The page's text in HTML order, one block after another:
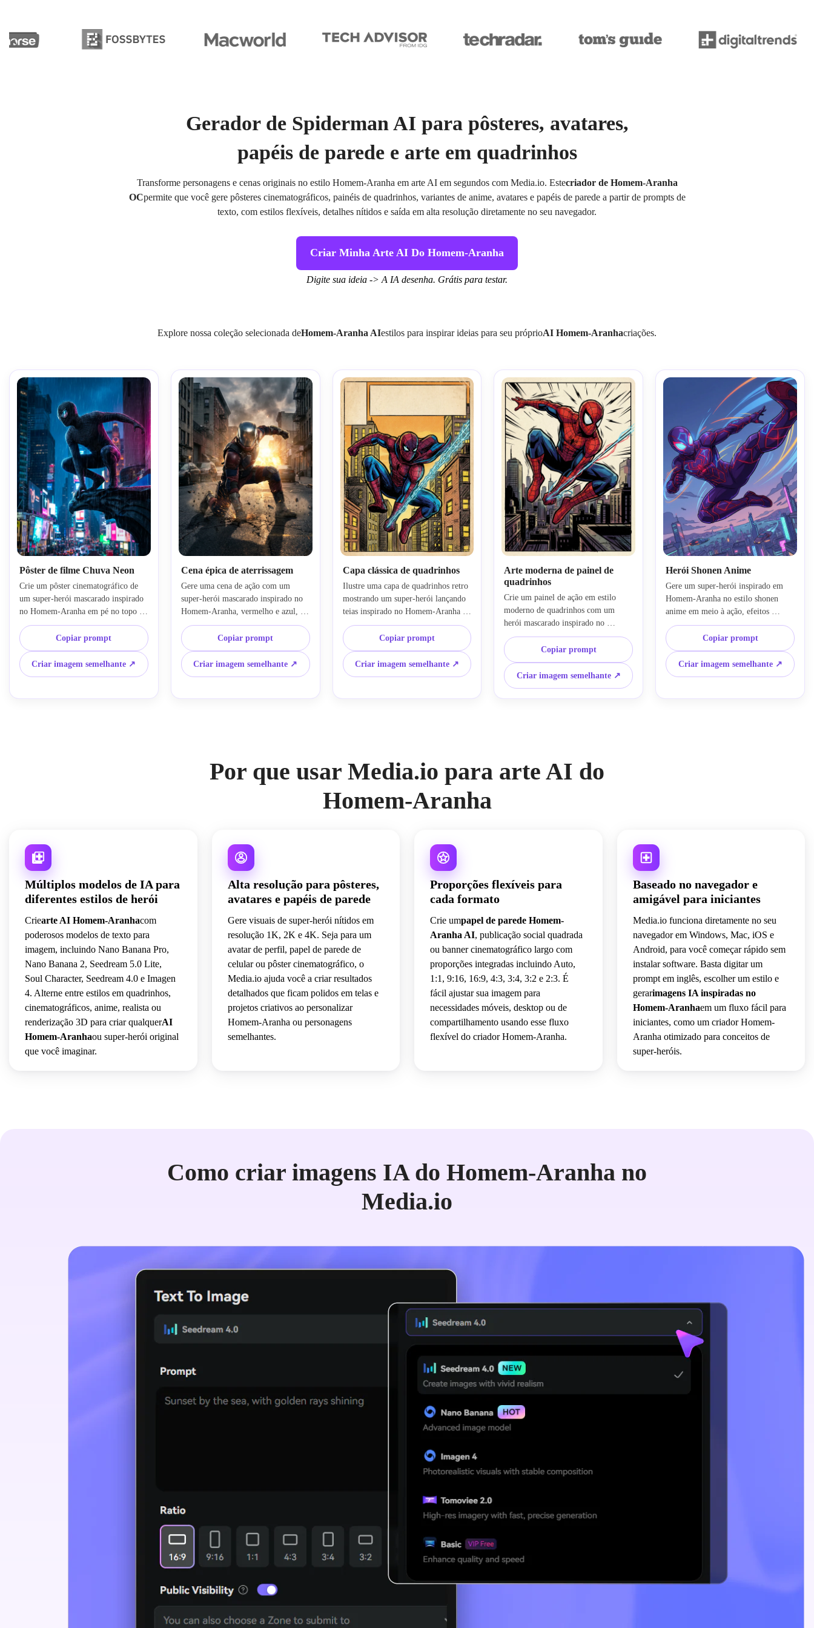
Gerador de Spiderman AI para pôsteres, avatares,
papéis de parede e arte em quadrinhos
Transforme personagens e cenas originais no estilo Homem-Aranha em arte AI em segundos com Media.io. Estecriador de Homem-Aranha
OCpermite que você gere pôsteres cinematográficos, painéis de quadrinhos, variantes de anime, avatares e papéis de parede a partir de prompts de
texto, com estilos flexíveis, detalhes nítidos e saída em alta resolução diretamente no seu navegador.
Criar Minha Arte AI Do Homem-Aranha
Digite sua ideia -> A IA desenha. Grátis para testar.
Explore nossa coleção selecionada deHomem-Aranha AIestilos para inspirar ideias para seu próprioAI Homem-Aranhacriações.
Pôster de filme Chuva Neon
Crie um pôster cinematográfico de
um super-herói mascarado inspirado
no Homem-Aranha em pé no topo de
um arranha-céu durante chuva forte,
outdoors de neon brilhando abaixo,
iluminação dramática, textura ultra
detalhada do traje vermelho e azul,
nuvens de tempestade, paleta azul e
rasa, composição de blockbuster, sem
Copiar prompt
Criar imagem semelhante ↗
Cena épica de aterrissagem
Gere uma cena de ação com um
super-herói mascarado inspirado no
Homem-Aranha, vermelho e azul,
aterrissando em uma pose de três
pontos em uma rua da cidade,
pavimento rachado, faíscas no ar,
iluminação traseira dramática, flare
cinematográfico da lente, texturas
contraste, composição dinâmica, arte
Copiar prompt
Criar imagem semelhante ↗
Capa clássica de quadrinhos
Ilustre uma capa de quadrinhos retro
mostrando um super-herói lançando
teias inspirado no Homem-Aranha
balançando entre arranha-céus,
contornos ousados de tinta preta,
sombreamento de meio-tom, cores
vintage de quadrinhos, perspectiva
dramática, pose expressiva de ação,
paleta vermelha-azul-amarela e
Copiar prompt
Criar imagem semelhante ↗
Arte moderna de painel de
quadrinhos
Crie um painel de ação em estilo
moderno de quadrinhos com um
herói mascarado inspirado no
Homem-Aranha saltando entre
telhados enquanto dispara teias,
encurtamento dinâmico,
sombreamento cel nítido, linhas de
velocidade dramáticas, fundo
detalhado da cidade, paleta viva
Copiar prompt
Criar imagem semelhante ↗
Herói Shonen Anime
Gere um super-herói inspirado em
Homem-Aranha no estilo shonen
anime em meio à ação, efeitos
estilizados de movimento,
iluminação cel-shaded, lentes
expressivas na máscara, cidade
futurista ao fundo, destaques vivos
em vermelho e azul, traço limpo de
composição colorida e de alto
Copiar prompt
Criar imagem semelhante ↗
Por que usar Media.io para arte AI do
Homem-Aranha
Múltiplos modelos de IA para
diferentes estilos de herói
Criearte AI Homem-Aranhacom
poderosos modelos de texto para
imagem, incluindo Nano Banana Pro,
Nano Banana 2, Seedream 5.0 Lite,
Soul Character, Seedream 4.0 e Imagen
4. Alterne entre estilos em quadrinhos,
cinematográficos, anime, realista ou
renderização 3D para criar qualquerAI
Homem-Aranhaou super-herói original
que você imaginar.
Alta resolução para pôsteres,
avatares e papéis de parede
Gere visuais de super-herói nítidos em
resolução 1K, 2K e 4K. Seja para um
avatar de perfil, papel de parede de
celular ou pôster cinematográfico, o
Media.io ajuda você a criar resultados
detalhados que ficam polidos em telas e
projetos criativos ao personalizar
Homem-Aranha ou personagens
semelhantes.
Proporções flexíveis para
cada formato
Crie umpapel de parede Homem-
Aranha AI, publicação social quadrada
ou banner cinematográfico largo com
proporções integradas incluindo Auto,
1:1, 9:16, 16:9, 4:3, 3:4, 3:2 e 2:3. É
fácil ajustar sua imagem para
necessidades móveis, desktop ou de
compartilhamento usando esse fluxo
flexível do criador Homem-Aranha.
Baseado no navegador e
amigável para iniciantes
Media.io funciona diretamente no seu
navegador em Windows, Mac, iOS e
Android, para você começar rápido sem
instalar software. Basta digitar um
prompt em inglês, escolher um estilo e
gerarimagens IA inspiradas no
Homem-Aranhaem um fluxo fácil para
iniciantes, como um criador Homem-
Aranha otimizado para conceitos de
super-heróis.
Como criar imagens IA do Homem-Aranha no
Media.io